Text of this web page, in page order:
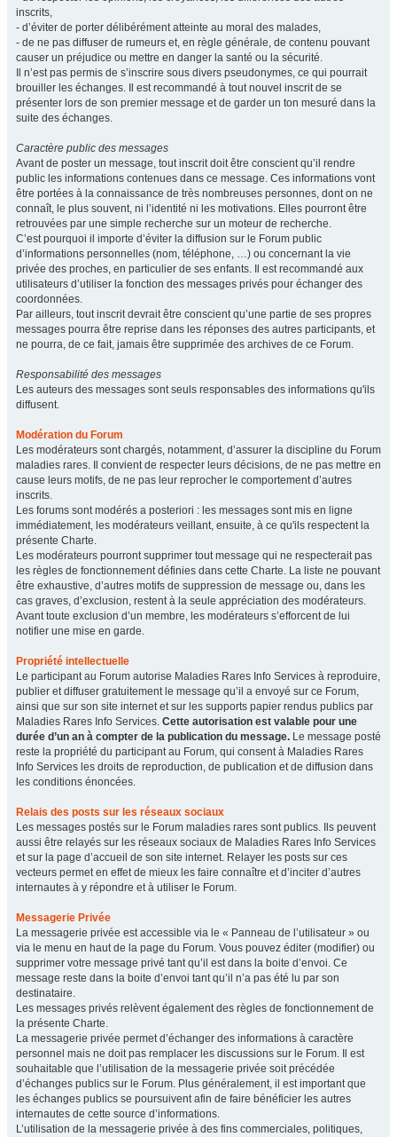
inscrits,
- d’éviter de porter délibérément atteinte au moral des malades,
- de ne pas diffuser de rumeurs et, en règle générale, de contenu pouvant
causer un préjudice ou mettre en danger la santé ou la sécurité.
Il n’est pas permis de s’inscrire sous divers pseudonymes, ce qui pourrait
brouiller les échanges. Il est recommandé à tout nouvel inscrit de se
présenter lors de son premier message et de garder un ton mesuré dans la
suite des échanges.
Caractère public des messages
Avant de poster un message, tout inscrit doit être conscient qu’il rendre
public les informations contenues dans ce message. Ces informations vont
être portées à la connaissance de très nombreuses personnes, dont on ne
connaît, le plus souvent, ni l’identité ni les motivations. Elles pourront être
retrouvées par une simple recherche sur un moteur de recherche.
C’est pourquoi il importe d’éviter la diffusion sur le Forum public
d’informations personnelles (nom, téléphone, …) ou concernant la vie
privée des proches, en particulier de ses enfants. Il est recommandé aux
utilisateurs d’utiliser la fonction des messages privés pour échanger des
coordonnées.
Par ailleurs, tout inscrit devrait être conscient qu’une partie de ses propres
messages pourra être reprise dans les réponses des autres participants, et
ne pourra, de ce fait, jamais être supprimée des archives de ce Forum.
Responsabilité des messages
Les auteurs des messages sont seuls responsables des informations qu'ils
diffusent.
Modération du Forum
Les modérateurs sont chargés, notamment, d’assurer la discipline du Forum
maladies rares. Il convient de respecter leurs décisions, de ne pas mettre en
cause leurs motifs, de ne pas leur reprocher le comportement d’autres
inscrits.
Les forums sont modérés a posteriori : les messages sont mis en ligne
immédiatement, les modérateurs veillant, ensuite, à ce qu'ils respectent la
présente Charte.
Les modérateurs pourront supprimer tout message qui ne respecterait pas
les règles de fonctionnement définies dans cette Charte. La liste ne pouvant
être exhaustive, d’autres motifs de suppression de message ou, dans les
cas graves, d’exclusion, restent à la seule appréciation des modérateurs.
Avant toute exclusion d’un membre, les modérateurs s’efforcent de lui
notifier une mise en garde.
Propriété intellectuelle
Le participant au Forum autorise Maladies Rares Info Services à reproduire,
publier et diffuser gratuitement le message qu’il a envoyé sur ce Forum,
ainsi que sur son site internet et sur les supports papier rendus publics par
Maladies Rares Info Services. Cette autorisation est valable pour une
durée d’un an à compter de la publication du message. Le message posté
reste la propriété du participant au Forum, qui consent à Maladies Rares
Info Services les droits de reproduction, de publication et de diffusion dans
les conditions énoncées.
Relais des posts sur les réseaux sociaux
Les messages postés sur le Forum maladies rares sont publics. Ils peuvent
aussi être relayés sur les réseaux sociaux de Maladies Rares Info Services
et sur la page d’accueil de son site internet. Relayer les posts sur ces
vecteurs permet en effet de mieux les faire connaître et d’inciter d’autres
internautes à y répondre et à utiliser le Forum.
Messagerie Privée
La messagerie privée est accessible via le « Panneau de l’utilisateur » ou
via le menu en haut de la page du Forum. Vous pouvez éditer (modifier) ou
supprimer votre message privé tant qu’il est dans la boite d’envoi. Ce
message reste dans la boite d’envoi tant qu’il n’a pas été lu par son
destinataire.
Les messages privés relèvent également des règles de fonctionnement de
la présente Charte.
La messagerie privée permet d’échanger des informations à caractère
personnel mais ne doit pas remplacer les discussions sur le Forum. Il est
souhaitable que l’utilisation de la messagerie privée soit précédée
d’échanges publics sur le Forum. Plus généralement, il est important que
les échanges publics se poursuivent afin de faire bénéficier les autres
internautes de cette source d’informations.
L’utilisation de la messagerie privée à des fins commerciales, politiques,